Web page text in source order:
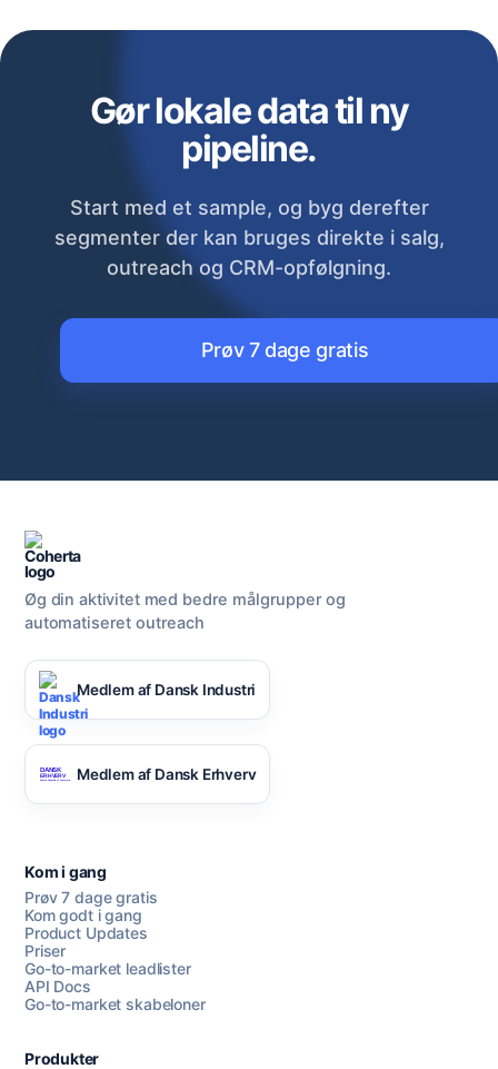
Gør lokale data til ny
pipeline.
Start med et sample, og byg derefter
segmenter der kan bruges direkte i salg,
outreach og CRM-opfølgning.
Prøv 7 dage gratis
Øg din aktivitet med bedre målgrupper og
automatiseret outreach
Medlem af Dansk Industri
Medlem af Dansk Erhverv
Kom i gang
Prøv 7 dage gratis
Kom godt i gang
Product Updates
Priser
Go-to-market leadlister
API Docs
Go-to-market skabeloner
Produkter